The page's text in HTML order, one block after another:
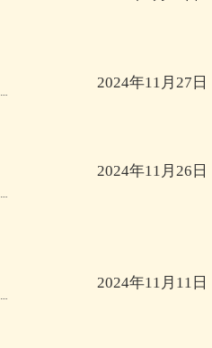
2024年11月27日
2024年11月26日
2024年11月11日